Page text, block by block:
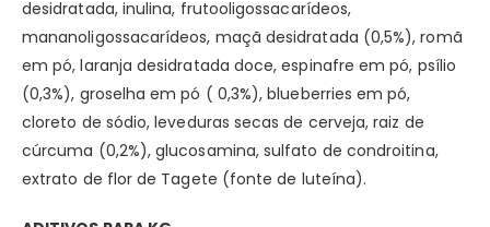
desidratada, inulina, frutooligossacarídeos,
mananoligossacarídeos, maçã desidratada (0,5%), romã
em pó, laranja desidratada doce, espinafre em pó, psílio
(0,3%), groselha em pó ( 0,3%), blueberries em pó,
cloreto de sódio, leveduras secas de cerveja, raiz de
cúrcuma (0,2%), glucosamina, sulfato de condroitina,
extrato de flor de Tagete (fonte de luteína).